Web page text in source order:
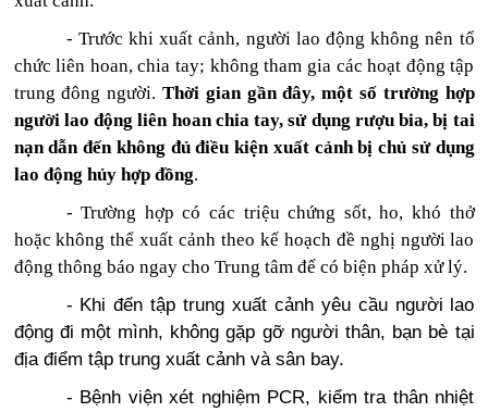
- Trước khi xuất cảnh, người lao động không nên tổ
chức liên hoan, chia tay; không tham gia các hoạt động tập
trung đông người. Thời gian gần đây, một số trường hợp
người lao động liên hoan chia tay, sử dụng rượu bia, bị tai
nạn dẫn đến không đủ điều kiện xuất cảnh bị chủ sử dụng
lao động hủy hợp đồng.
- Trường hợp có các triệu chứng sốt, ho, khó thở
hoặc không thể xuất cảnh theo kế hoạch đề nghị người lao
động thông báo ngay cho Trung tâm để có biện pháp xử lý.
- Khi đến tập trung xuất cảnh yêu cầu người lao
động đi một mình, không gặp gỡ người thân, bạn bè tại
địa điểm tập trung xuất cảnh và sân bay.
- Bệnh viện xét nghiệm PCR, kiểm tra thân nhiệt